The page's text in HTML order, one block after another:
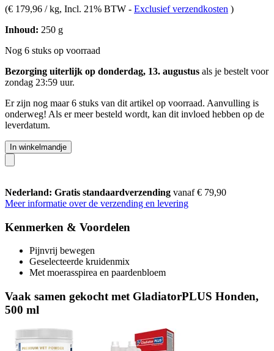
(€ 179,96 / kg, Incl. 21% BTW - Exclusief verzendkosten )
Inhoud: 250 g
Nog 6 stuks op voorraad
Bezorging uiterlijk op donderdag, 13. augustus als je bestelt voor
zondag 23:59 uur.
Er zijn nog maar 6 stuks van dit artikel op voorraad. Aanvulling is
onderweg! Als er meer besteld wordt, kan dit invloed hebben op de
leverdatum.
In winkelmandje
Nederland: Gratis standaardverzending vanaf € 79,90
Meer informatie over de verzending en levering
Kenmerken & Voordelen
Pijnvrij bewegen
Geselecteerde kruidenmix
Met moerasspirea en paardenbloem
Vaak samen gekocht met GladiatorPLUS Honden,
500 ml